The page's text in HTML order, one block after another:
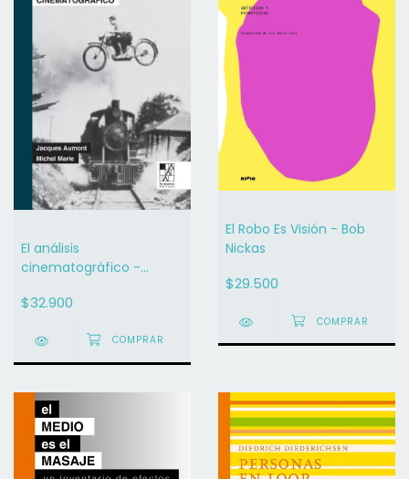
El análisis
cinematográfico -
Michel Marie
$32.900
El Robo Es Visión - Bob
Nickas
$29.500